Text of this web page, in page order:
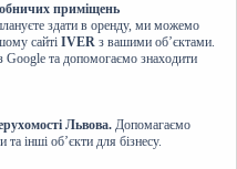
приміщень
здати в оренду, ми можемо
сайті IVER з вашими об’єктами.
Google та допомогаємо знаходити
Львова. Допомагаємо
інші об’єкти для бізнесу.